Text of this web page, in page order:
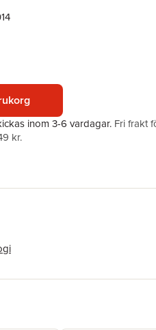
inom 3-6 vardagar. Fri frakt
kr.